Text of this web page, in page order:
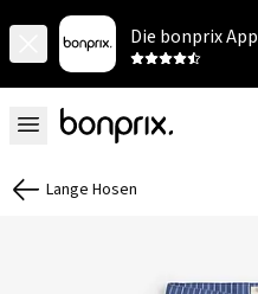
Die bonprix App
Lange Hosen